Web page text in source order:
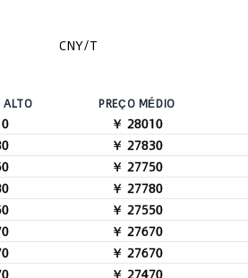
CNY/T
ALTO PREÇO MÉDIO
￥ 28010
￥ 27830
￥ 27750
￥ 27780
￥ 27550
￥ 27670
￥ 27670
￥ 27470